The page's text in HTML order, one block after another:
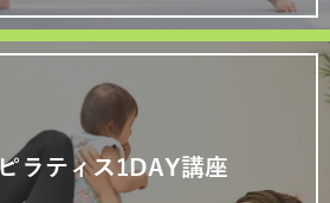
ラティス1DAY講座